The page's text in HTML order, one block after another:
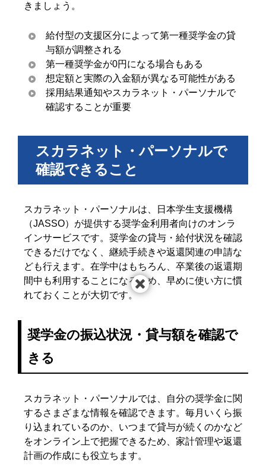
きましょう。
給付型の支援区分によって第一種奨学金の貸
与額が調整される
第一種奨学金が0円になる場合もある
想定額と実際の入金額が異なる可能性がある
採用結果通知やスカラネット・パーソナルで
確認することが重要
スカラネット・パーソナルで
確認できること
スカラネット・パーソナルは、日本学生支援機構
（JASSO）が提供する奨学金利用者向けのオンラ
インサービスです。奨学金の貸与・給付状況を確認
できるだけでなく、継続手続きや返還関連の申請な
ども行えます。在学中はもちろん、卒業後の返還期
間中も利用することになるため、早めに使い方に慣
れておくことが大切です。
奨学金の振込状況・貸与額を確認で
きる
スカラネット・パーソナルでは、自分の奨学金に関
するさまざまな情報を確認できます。毎月いくら振
り込まれているのか、いつまで貸与が続くのかなど
をオンライン上で把握できるため、家計管理や返還
計画の作成にも役立ちます。